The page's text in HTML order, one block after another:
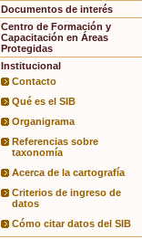
Documentos de interés
Centro de Formación y
Capacitación en Áreas
Protegidas
Institucional
Contacto
Qué es el SIB
Organigrama
Referencias sobre
taxonomía
Acerca de la cartografía
Criterios de ingreso de
datos
Cómo citar datos del SIB